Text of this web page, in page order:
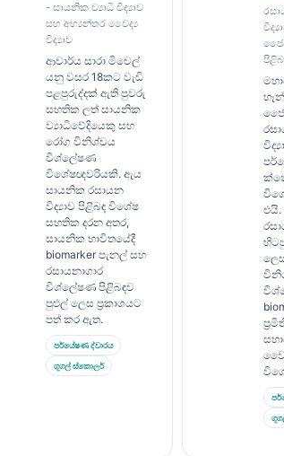
- සායනික ව්‍යාධි විද්‍යාව
සහ අභ්‍යන්තර වෛද්‍ය
විද්‍යාව
ආචාර්ය සාරා මිචෙල්
යනු වසර 18කට වැඩි
පළපුරුද්දක් ඇති පුවරු
සහතික ලත් සායනික
ව්‍යාධිවේදියෙකු සහ
රෝග විනිශ්චය
විශ්ලේෂණ
විශේෂඥවරියකි. ඇය
සායනික රසායන
විද්‍යාව පිළිබඳ විශේෂ
සහතික දරන අතර,
සායනික භාවිතයේදී
biomarker පැනල් සහ
රසායනාගාර
විශ්ලේෂණ පිළිබඳව
පුළුල් ලෙස ප්‍රකාශයට
පත් කර ඇත.
පර්යේෂණ ද්වාරය
ගූගල් ස්කොලර්